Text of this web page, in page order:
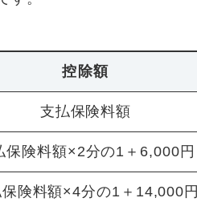
控除額
支払保険料額
保険料額×2分の1＋6,000円
険料額×4分の1＋14,000円